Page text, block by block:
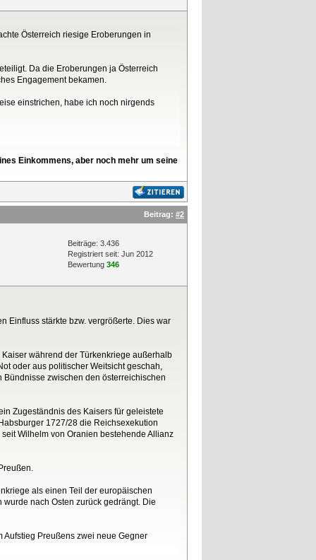
Österreich riesige Eroberungen in
Da die Eroberungen ja Österreich
Engagement bekamen.
einstrichen, habe ich noch nirgends
Einkommens, aber noch mehr um seine
Beitrag: #2
Beiträge: 3.436
Registriert seit: Jun 2012
Bewertung 346
Einfluss stärkte bzw. vergrößerte. Dies war
während der Türkenkriege außerhalb
oder aus politischer Weitsicht geschah,
zwischen den österreichischen
Zugeständnis des Kaisers für geleistete
1727/28 die Reichsexekution
Wilhelm von Oranien bestehende Allianz
als einen Teil der europäischen
nach Osten zurück gedrängt. Die
Preußens zwei neue Gegner